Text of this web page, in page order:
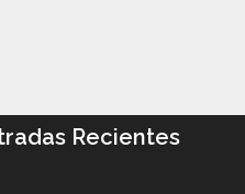
Recientes